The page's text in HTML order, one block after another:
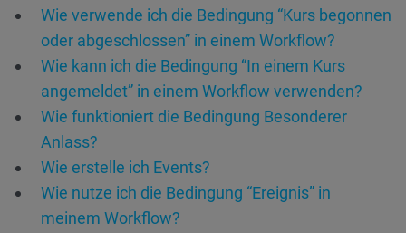
Wie verwende ich die Bedingung “Kurs begonnen
oder abgeschlossen” in einem Workflow?
Wie kann ich die Bedingung “In einem Kurs
angemeldet” in einem Workflow verwenden?
Wie funktioniert die Bedingung Besonderer
Anlass?
Wie erstelle ich Events?
Wie nutze ich die Bedingung “Ereignis” in
meinem Workflow?